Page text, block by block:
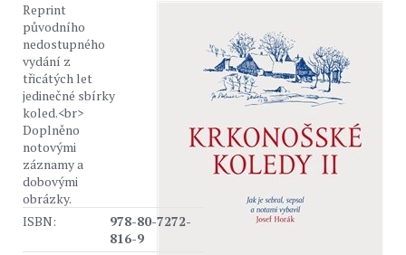
Reprint
původního
nedostupného
vydání z
třicátých let
jedinečné sbírky
koled.<br>
Doplněno
notovými
záznamy a
dobovými
obrázky.
ISBN:
978-80-7272-
816-9